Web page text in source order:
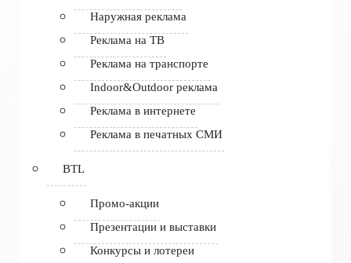
Наружная реклама
Реклама на ТВ
Реклама на транспорте
Indoor&Outdoor реклама
Реклама в интернете
Реклама в печатных СМИ
BTL
Промо-акции
Презентации и выставки
Конкурсы и лотереи